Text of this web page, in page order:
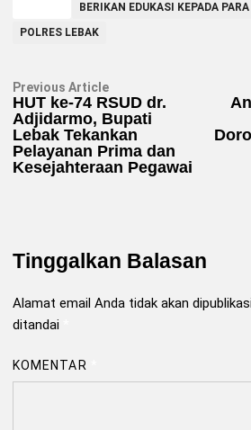
BERIKAN EDUKASI KEPADA
POLRES LEBAK
Navigasi
pos
Previous ArticlePrevious
article:
HUT ke-74 RSUD dr.
Adjidarmo, Bupati
Lebak Tekankan
Pelayanan Prima dan
Kesejahteraan Pegawai
Tinggalkan Balasan
Alamat email Anda tidak akan
ditandai
KOMENTAR